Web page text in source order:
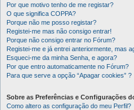
Por que motivo tenho de me registar?
O que significa COPPA?
Porque não me posso registar?
Registei-me mas não consigo entrar!
Porque não consigo entrar no Fórum?
Registei-me e já entrei anteriormente, mas
Esqueci-me da minha Senha, e agora?
Por que entro automaticamente no Fórum?
Para que serve a opção “Apagar cookies” ?
Sobre as Preferências e Configurações
Como altero as configuração do meu Perfil?